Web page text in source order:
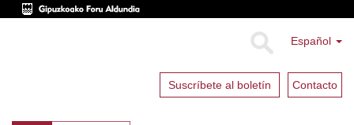
Español
Suscríbete al boletín Contacto